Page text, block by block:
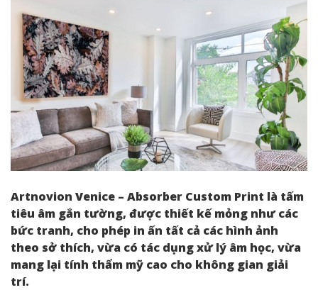
Artnovion Venice – Absorber Custom Print là tấm
tiêu âm gắn tường, được thiết kế mỏng như các
bức tranh, cho phép in ấn tất cả các hình ảnh
theo sở thích, vừa có tác dụng xử lý âm học, vừa
mang lại tính thẩm mỹ cao cho không gian giải
trí.